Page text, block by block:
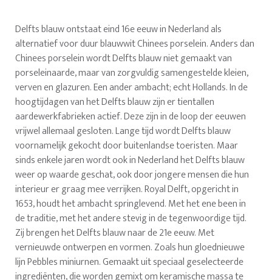
Delfts blauw ontstaat eind 16e eeuw in Nederland als
alternatief voor duur blauwwit Chinees porselein. Anders dan
Chinees porselein wordt Delfts blauw niet gemaakt van
porseleinaarde, maar van zorgvuldig samengestelde kleien,
verven en glazuren. Een ander ambacht; echt Hollands. In de
hoogtijdagen van het Delfts blauw zijn er tientallen
aardewerkfabrieken actief. Deze zijn in de loop der eeuwen
vrijwel allemaal gesloten. Lange tijd wordt Delfts blauw
voornamelijk gekocht door buitenlandse toeristen. Maar
sinds enkele jaren wordt ook in Nederland het Delfts blauw
weer op waarde geschat, ook door jongere mensen die hun
interieur er graag mee verrijken. Royal Delft, opgericht in
1653, houdt het ambacht springlevend. Met het ene been in
de traditie, met het andere stevig in de tegenwoordige tijd.
Zij brengen het Delfts blauw naar de 21e eeuw. Met
vernieuwde ontwerpen en vormen. Zoals hun gloednieuwe
lijn Pebbles miniurnen. Gemaakt uit speciaal geselecteerde